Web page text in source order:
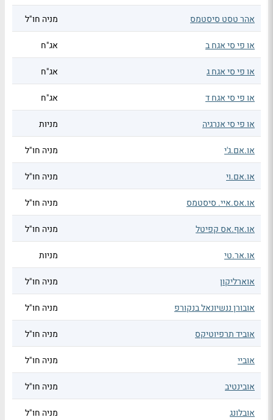
אהר טסט סיסטמס מניה חו"ל
או פי סי אגח ב אג"ח
או פי סי אגח ג אג"ח
או פי סי אגח ד אג"ח
או פי סי אנרגיה מניות
או.אם.ג'י מניה חו"ל
או.אם.וי מניה חו"ל
או.אס.איי. סיסטמס מניה חו"ל
או.אף.אס קפיטל מניה חו"ל
או.אר.טי מניות
אוארליקון מניה חו"ל
אובורן ננשיונאל בנקורפ מניה חו"ל
אוביד תרפיוטיקס מניה חו"ל
אוביי מניה חו"ל
אובינטיב מניה חו"ל
אובלונג מניה חו"ל